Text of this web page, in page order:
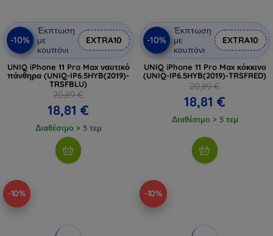
-10%
Έκπτωση
με
κουπόνι
EXTRA10
UNIQ iPhone 11 Pro Max ναυτικό
πάνθηρα (UNIQ-IP6.5HYB(2019)-
TRSFBLU)
20,89 €
18,81 €
Διαθέσιμο > 5 τεμ
-10%
Έκπτωση
με
κουπόνι
EXTRA10
UNIQ iPhone 11 Pro Max κόκκινο
(UNIQ-IP6.5HYB(2019)-TRSFRED)
20,89 €
18,81 €
Διαθέσιμο > 5 τεμ
-10% -10%